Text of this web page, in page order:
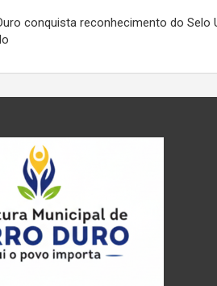
conquista reconhecimento do Selo